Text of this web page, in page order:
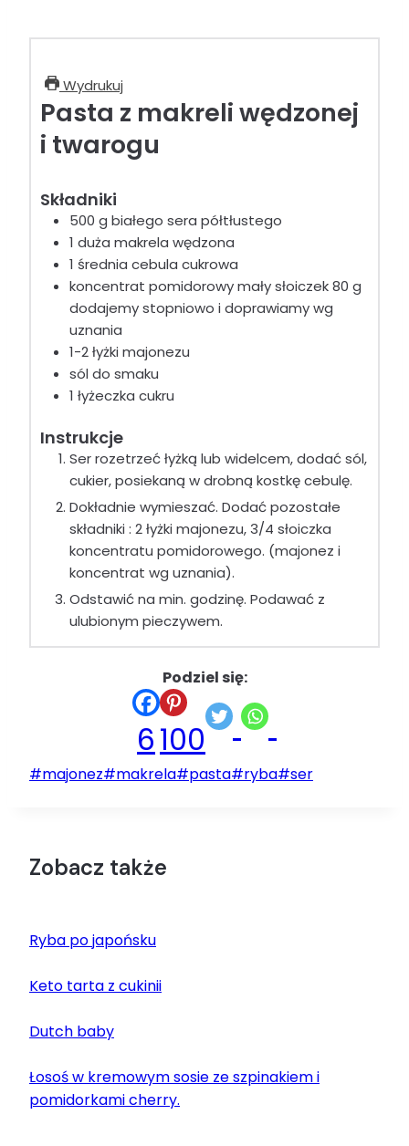
Wydrukuj
Pasta z makreli wędzonej
i twarogu
Składniki
500 g białego sera półtłustego
1 duża makrela wędzona
1 średnia cebula cukrowa
koncentrat pomidorowy mały słoiczek 80 g
dodajemy stopniowo i doprawiamy wg
uznania
1-2łyżki majonezu
sól do smaku
1 łyżeczka cukru
Instrukcje
Ser rozetrzeć łyżką lub widelcem, dodać sól,
cukier, posiekaną w drobną kostkę cebulę.
Dokładnie wymieszać. Dodać pozostałe
składniki : 2 łyżki majonezu, 3/4 słoiczka
koncentratu pomidorowego. (majonez i
koncentrat wg uznania).
Odstawić na min. godzinę. Podawać z
ulubionym pieczywem.
Podziel się:
6100
Tagi
#majonez#makrela#pasta#ryba#ser
Zobacz także
Ryba po japońsku
Keto tarta z cukinii
Dutch baby
Łosoś w kremowym sosie ze szpinakiem i
pomidorkami cherry.